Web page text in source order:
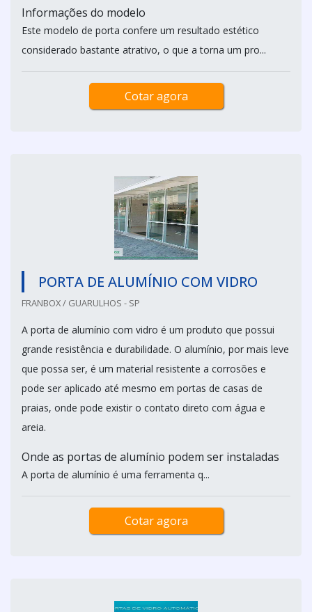
Informações do modelo
Este modelo de porta confere um resultado estético
considerado bastante atrativo, o que a torna um pro...
Cotar agora
PORTA DE ALUMÍNIO COM VIDRO
FRANBOX / GUARULHOS - SP
A porta de alumínio com vidro é um produto que possui
grande resistência e durabilidade. O alumínio, por mais leve
que possa ser, é um material resistente a corrosões e
pode ser aplicado até mesmo em portas de casas de
praias, onde pode existir o contato direto com água e
areia.
Onde as portas de alumínio podem ser instaladas
A porta de alumínio é uma ferramenta q...
Cotar agora